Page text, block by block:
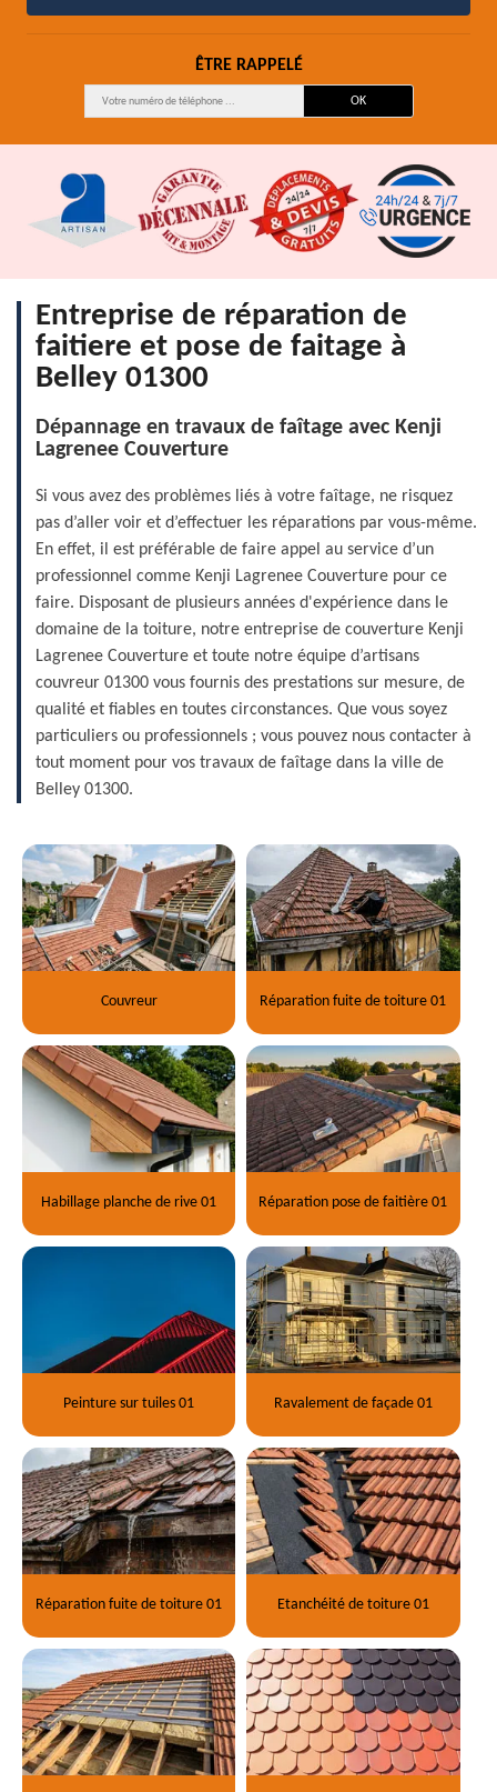
ÊTRE RAPPELÉ
Entreprise de réparation de
faitiere et pose de faitage à
Belley 01300
Dépannage en travaux de faîtage avec Kenji
Lagrenee Couverture
Si vous avez des problèmes liés à votre faîtage, ne risquez
pas d’aller voir et d’effectuer les réparations par vous-même.
En effet, il est préférable de faire appel au service d’un
professionnel comme Kenji Lagrenee Couverture pour ce
faire. Disposant de plusieurs années d'expérience dans le
domaine de la toiture, notre entreprise de couverture Kenji
Lagrenee Couverture et toute notre équipe d’artisans
couvreur 01300 vous fournis des prestations sur mesure, de
qualité et fiables en toutes circonstances. Que vous soyez
particuliers ou professionnels ; vous pouvez nous contacter à
tout moment pour vos travaux de faîtage dans la ville de
Belley 01300.
Couvreur Réparation fuite de toiture 01
Habillage planche de rive 01 Réparation pose de faitière 01
Peinture sur tuiles 01 Ravalement de façade 01
Réparation fuite de toiture 01 Etanchéité de toiture 01